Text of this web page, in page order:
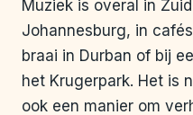
Muziek is overal in
Johannesburg, in
braai in Durban of bij
het Krugerpark. Het is
ook een manier om